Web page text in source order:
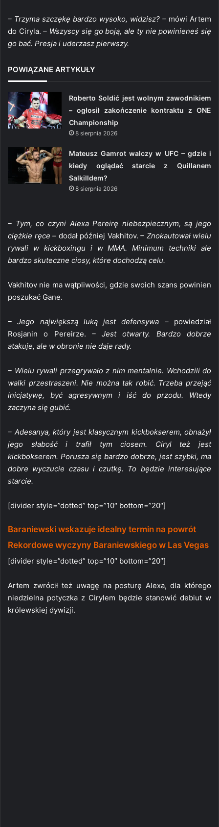
– Trzyma szczękę bardzo wysoko, widzisz? – mówi Artem
do Ciryla.– Wszyscy się go boją, ale ty nie powinieneś się
go bać. Presja i uderzasz pierwszy.
POWIĄZANE ARTYKUŁY
Roberto Soldić jest wolnym zawodnikiem
– ogłosił zakończenie kontraktu z ONE
Championship
8 sierpnia 2026
Mateusz Gamrot walczy w UFC – gdzie i
kiedy oglądać starcie z Quillanem
Salkilldem?
8 sierpnia 2026
– Tym, co czyni Alexa Pereirę niebezpiecznym, są jego
ciężkie ręce – dodał później Vakhitov. – Znokautował wielu
rywali w kickboxingu i w MMA. Minimum techniki ale
bardzo skuteczne ciosy, które dochodzą celu.
Vakhitov nie ma wątpliwości, gdzie swoich szans powinien
poszukać Gane.
– Jego największą luką jest defensywa –powiedział
Rosjanin o Pereirze. – Jest otwarty. Bardzo dobrze
atakuje, ale w obronie nie daje rady.
– Wielu rywali przegrywało z nim mentalnie. Wchodzili do
walki przestraszeni. Nie można tak robić. Trzeba przejąć
inicjatywę, być agresywnym i iść do przodu. Wtedy
zaczyna się gubić.
– Adesanya, który jest klasycznym kickbokserem, obnażył
jego słabość i trafił tym ciosem. Ciryl też jest
kickbokserem. Porusza się bardzo dobrze, jest szybki, ma
dobre wyczucie czasu i czutkę. To będzie interesujące
starcie.
[divider style=”dotted” top=”10″ bottom=”20″]
Baraniewski wskazuje idealny termin na powrót
Rekordowe wyczyny Baraniewskiego w Las Vegas
[divider style=”dotted” top=”10″ bottom=”20″]
Artem zwrócił też uwagę na posturę Alexa, dla którego
niedzielna potyczka z Cirylem będzie stanowić debiut w
królewskiej dywizji.